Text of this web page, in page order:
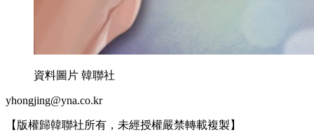
資料圖片 韓聯社
yhongjing@yna.co.kr
【版權歸韓聯社所有，未經授權嚴禁轉載複製】